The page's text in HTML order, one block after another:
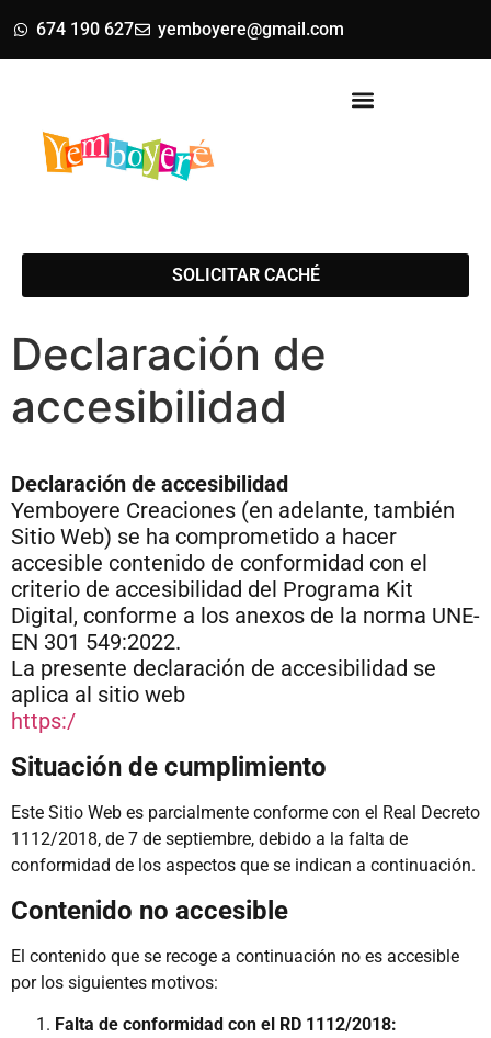
674 190 627 yemboyere@gmail.com
SOLICITAR CACHÉ
Declaración de
accesibilidad
Declaración de accesibilidad
Yemboyere Creaciones (en adelante, también
Sitio Web) se ha comprometido a hacer
accesible contenido de conformidad con el
criterio de accesibilidad del Programa Kit
Digital, conforme a los anexos de la norma UNE-
EN 301 549:2022.
La presente declaración de accesibilidad se
aplica al sitio web
https:/
Situación de cumplimiento
Este Sitio Web es parcialmente conforme con el Real Decreto
1112/2018, de 7 de septiembre, debido a la falta de
conformidad de los aspectos que se indican a continuación.
Contenido no accesible
El contenido que se recoge a continuación no es accesible
por los siguientes motivos:
Falta de conformidad con el RD 1112/2018: